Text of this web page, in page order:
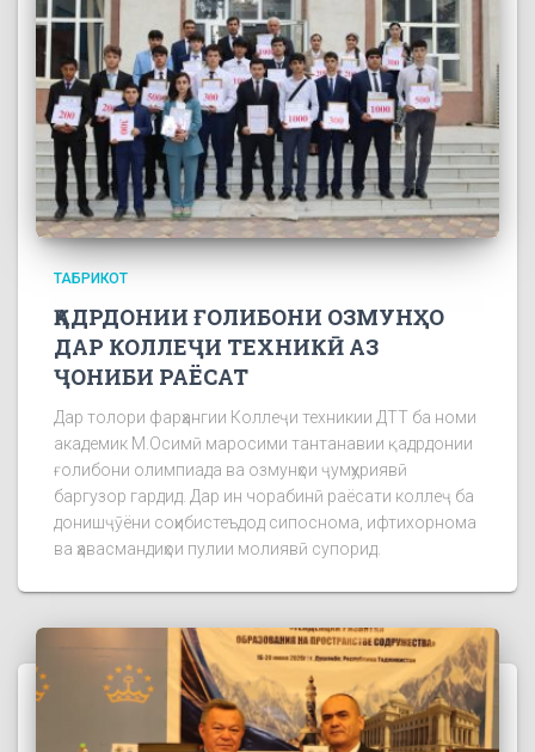
ТАБРИКОТ
ҚАДРДОНИИ ҒОЛИБОНИ ОЗМУНҲО
ДАР КОЛЛЕҶИ ТЕХНИКӢ АЗ
ҶОНИБИ РАЁСАТ
Дар толори фарҳангии Коллеҷи техникии ДТТ ба номи
академик М.Осимӣ маросими тантанавии қадрдонии
ғолибони олимпиада ва озмунҳои ҷумҳуриявӣ
баргузор гардид. Дар ин чорабинӣ раёсати коллеҷ ба
донишҷӯёни соҳибистеъдод сипоснома, ифтихорнома
ва ҳавасмандиҳои пулии молиявӣ супорид.